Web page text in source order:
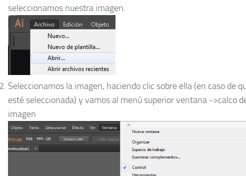
seleccionamos nuestra imagen.
Seleccionamos la imagen, haciendo clic sobre ella (en caso de
esté seleccionada) y vamos al menú superior ventana ->calco
imagen